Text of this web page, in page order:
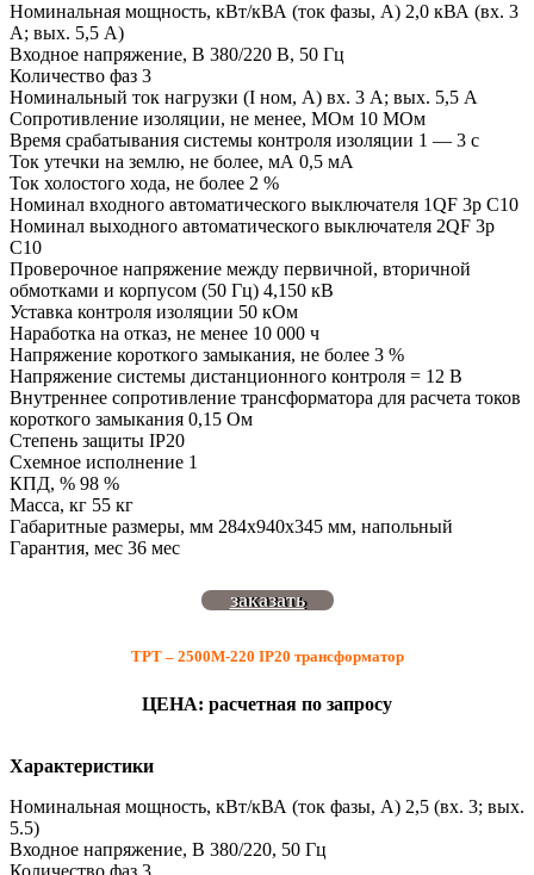
Номинальная мощность, кВт/кВА (ток фазы, А) 2,0 кВА (вх. 3
А; вых. 5,5 А)
Входное напряжение, В 380/220 В, 50 Гц
Количество фаз 3
Номинальный ток нагрузки (I ном, А) вх. 3 А; вых. 5,5 А
Сопротивление изоляции, не менее, МОм 10 МОм
Время срабатывания системы контроля изоляции 1 — 3 с
Ток утечки на землю, не более, мА 0,5 мА
Ток холостого хода, не более 2 %
Номинал входного автоматического выключателя 1QF 3р С10
Номинал выходного автоматического выключателя 2QF 3р
С10
Проверочное напряжение между первичной, вторичной
обмотками и корпусом (50 Гц) 4,150 кВ
Уставка контроля изоляции 50 кОм
Наработка на отказ, не менее 10 000 ч
Напряжение короткого замыкания, не более 3 %
Напряжение системы дистанционного контроля = 12 В
Внутреннее сопротивление трансформатора для расчета токов
короткого замыкания 0,15 Ом
Степень защиты IP20
Схемное исполнение 1
КПД, % 98 %
Масса, кг 55 кг
Габаритные размеры, мм 284х940х345 мм, напольный
Гарантия, мес 36 мес
заказать
ТРТ – 2500М-220 IP20 трансформатор
ЦЕНА: расчетная по запросу
Характеристики
Номинальная мощность, кВт/кВА (ток фазы, А) 2,5 (вх. 3; вых.
5.5)
Входное напряжение, В 380/220, 50 Гц
Количество фаз 3